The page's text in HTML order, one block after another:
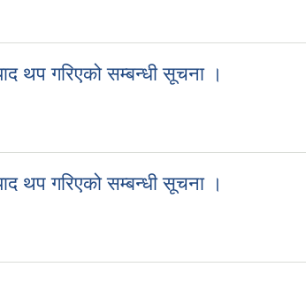
थप गरिएको सम्बन्धी सूचना ।
थप गरिएको सम्बन्धी सूचना ।